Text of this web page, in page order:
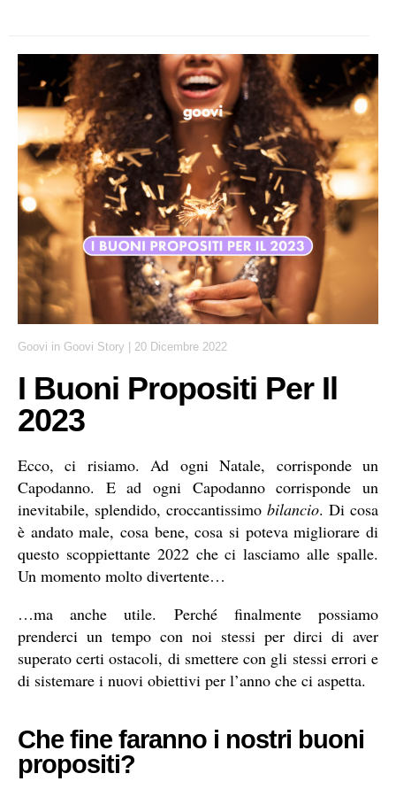
Goovi in Goovi Story 20 Dicembre 2022
I Buoni Propositi Per Il
2023
Ecco, ci risiamo. Ad ogni Natale, corrisponde un
Capodanno. E ad ogni Capodanno corrisponde un
inevitabile, splendido, croccantissimo bilancio. Di cosa
è andato male, cosa bene, cosa si poteva migliorare di
questo scoppiettante 2022 che ci lasciamo alle spalle.
Un momento molto divertente…
…ma anche utile. Perché finalmente possiamo
prenderci un tempo con noi stessi per dirci di aver
superato certi ostacoli, di smettere con gli stessi errori e
di sistemare i nuovi obiettivi per l’anno che ci aspetta.
Che fine faranno i nostri buoni
propositi?